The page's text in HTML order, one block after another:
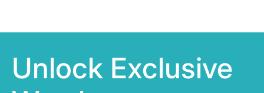
Unlock Exclusive